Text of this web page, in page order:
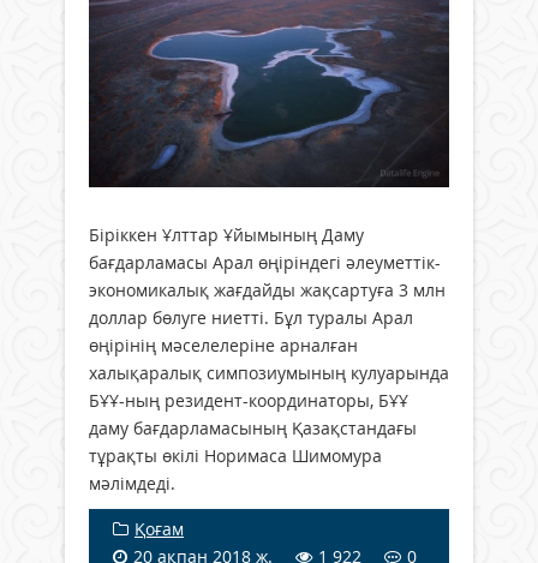
Біріккен Ұлттар Ұйымының Даму
бағдарламасы Арал өңіріндегі әлеуметтік-
экономикалық жағдайды жақсартуға 3 млн
доллар бөлуге ниетті. Бұл туралы Арал
өңірінің мәселелеріне арналған
халықаралық симпозиумының кулуарында
БҰҰ-ның резидент-координаторы, БҰҰ
даму бағдарламасының Қазақстандағы
тұрақты өкілі Норимаса Шимомура
мәлімдеді.
Қоғам
20 ақпан 2018 ж.
1 922 0